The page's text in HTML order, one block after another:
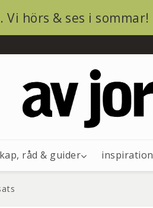
hörs & ses i sommar!
råd & guider inspiration